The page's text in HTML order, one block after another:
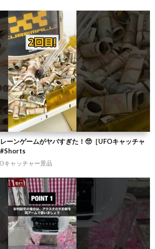
ーンゲームがヤバすぎた！🥺［UFOキャッチャ
#Shorts
キャッチャー景品